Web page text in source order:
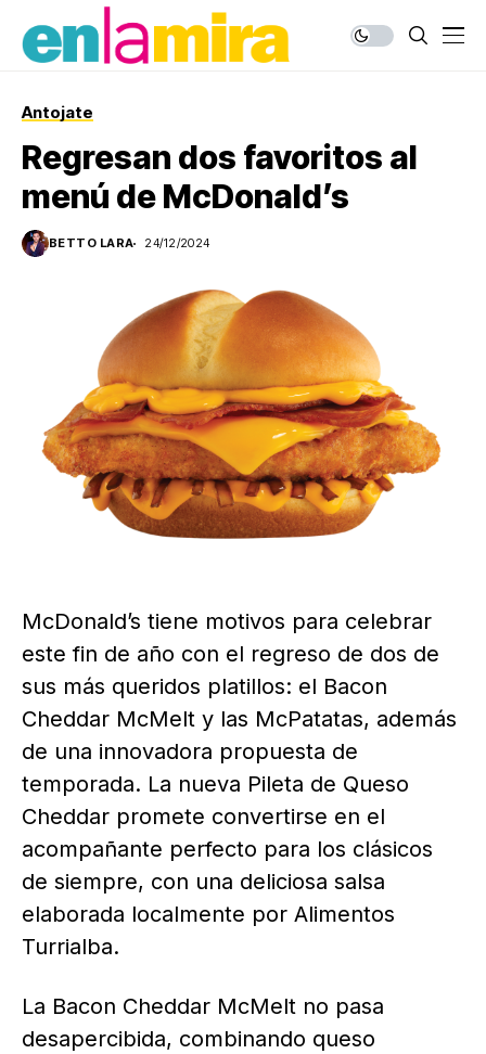
Antojate
Regresan dos favoritos al
menú de McDonald’s
BETTO LARA 24/12/2024
McDonald’s tiene motivos para celebrar
este fin de año con el regreso de dos de
sus más queridos platillos: el Bacon
Cheddar McMelt y las McPatatas, además
de una innovadora propuesta de
temporada. La nueva Pileta de Queso
Cheddar promete convertirse en el
acompañante perfecto para los clásicos
de siempre, con una deliciosa salsa
elaborada localmente por Alimentos
Turrialba.
La Bacon Cheddar McMelt no pasa
desapercibida, combinando queso